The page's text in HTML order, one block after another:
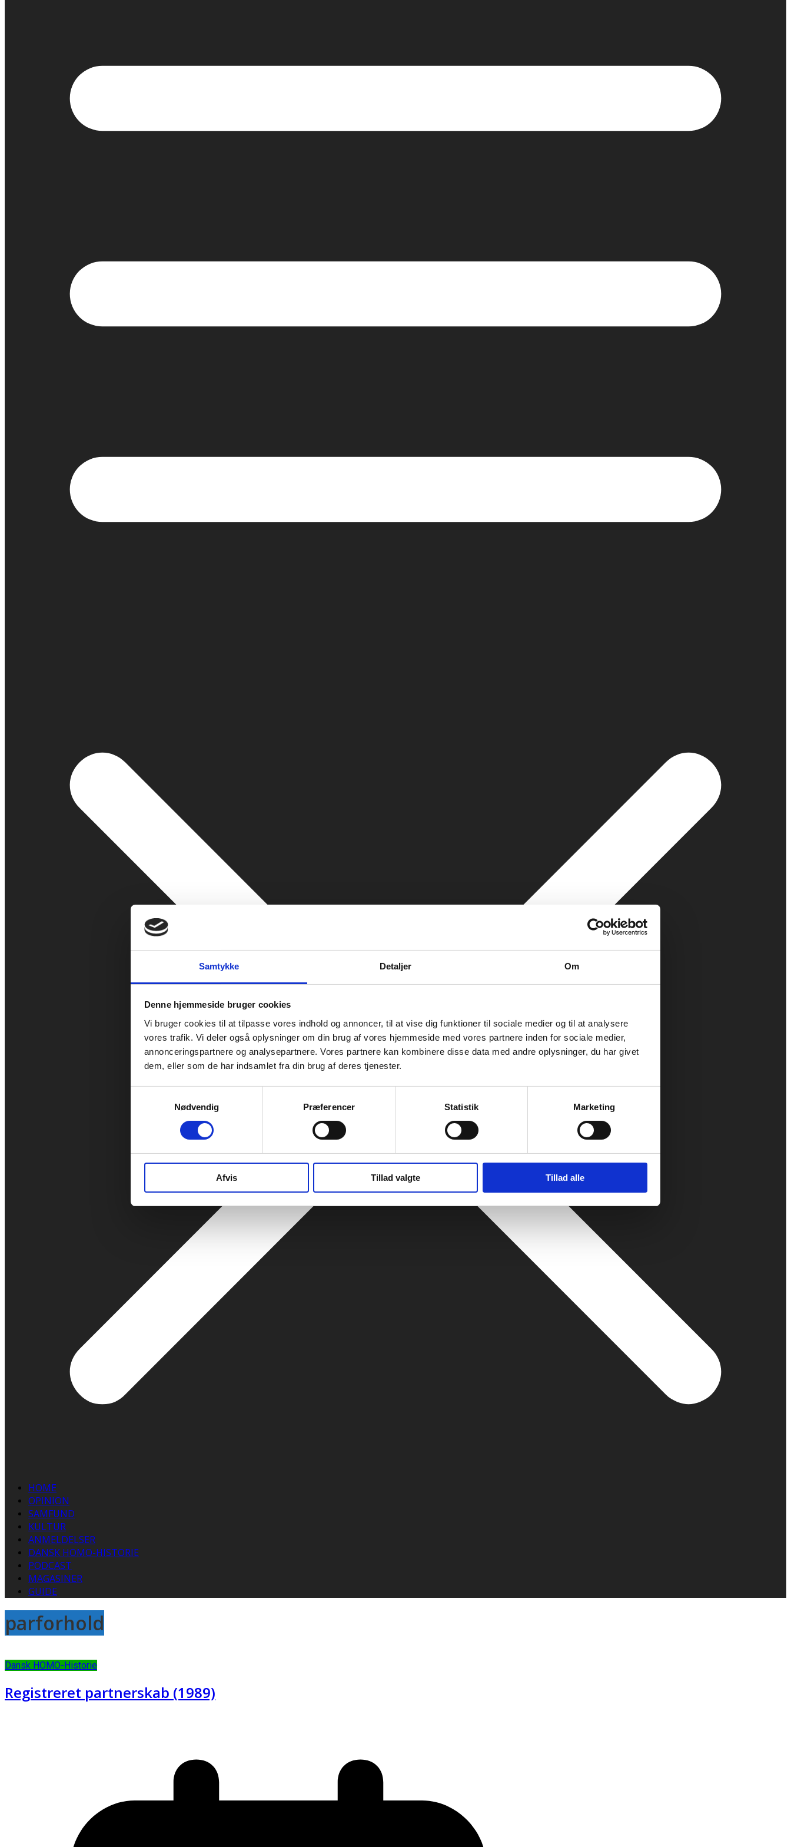
Samtykke Detaljer Om
Denne hjemmeside bruger cookies
Vi bruger cookies til at tilpasse vores indhold og annoncer, til at vise dig funktioner til sociale medier og til at analysere
vores trafik. Vi deler også oplysninger om din brug af vores hjemmeside med vores partnere inden for sociale medier,
annonceringspartnere og analysepartnere. Vores partnere kan kombinere disse data med andre oplysninger, du har givet
dem, eller som de har indsamlet fra din brug af deres tjenester.
Nødvendig
Præferencer Statistik Marketing
Afvis Tillad valgte Tillad alle
HOME
OPINION
SAMFUND
KULTUR
ANMELDELSER
DANSK HOMO-HISTORIE
PODCAST
MAGASINER
GUIDE
parforhold
Dansk HOMO-Historie
Registreret partnerskab (1989)